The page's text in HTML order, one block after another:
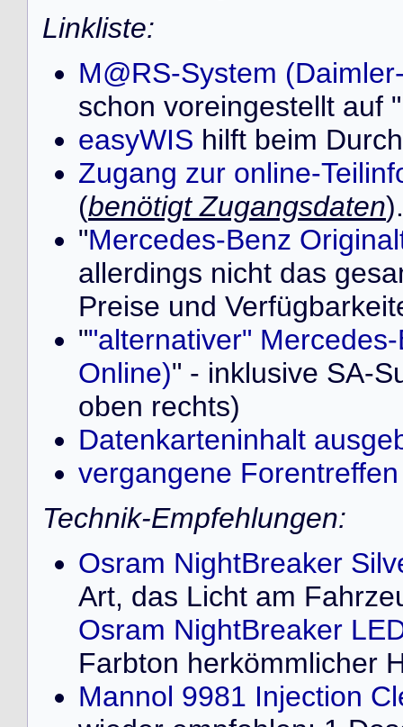
Linkliste:
M@RS-System
schon voreingestellt auf
easyWIS hilft beim
Zugang zur online-
(benötigt Zugangsdaten).
"Mercedes-Benz
allerdings nicht das
Preise und
""alternativer"
Online)" - inklusive SA-
oben rechts)
Datenkarteninhalt
vergangene Forentreffen
Technik-Empfehlungen:
Osram NightBreaker
Art, das Licht am
Osram NightBreaker
Farbton herkömmlicher
Mannol 9981 Injection